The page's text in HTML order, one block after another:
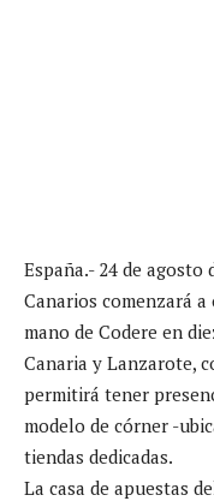
España.- 24 de agosto
Canarios comenzará
mano de Codere en
Canaria y Lanzarote,
permitirá tener
modelo de córner -
tiendas dedicadas.
La casa de apuestas